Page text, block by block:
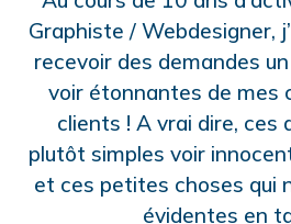
Graphiste / Webdesigner,
recevoir des demandes
voir étonnantes de mes
clients ! A vrai dire, ces
plutôt simples voir
et ces petites choses qui
évidentes en